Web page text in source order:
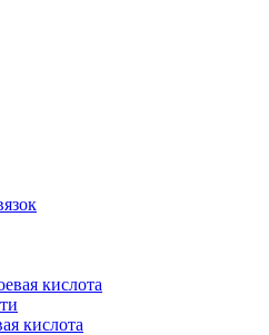
кислота
кислота